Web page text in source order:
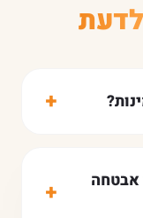
+
אבטחה
+